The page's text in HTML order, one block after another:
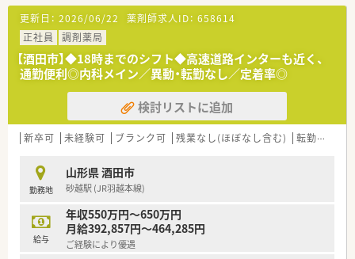
【募集背景と求める人物像について】
■広域コースでの募集を行っており、欠員補充に伴う正社員での
薬剤師採用を早急に進めたいという高い温度感の求人案件で
す。
■調剤業務の経験者はもちろんのこと、充実した研修制度がある
ため調剤未経験の薬剤師様からのご応募も広く歓迎しておりま
す。
■患者様と深い関係性を築くことを目的としているため、コミュ
ニケーションを大切にし長期的にご活躍いただける方を求めて
います。
【法人特徴について】
■創立から25年の歴史を持ち、全国42都道府県にて722店舗の
調剤薬局を多店舗展開している大手企業が運営しております。
■95パーセントの店舗が医療機関とのマンツーマン出店となっ
ており、検査値データの共有など密な業務提携を行っておりま
す。
■大手鉄道会社や大手コンビニなど異業種とコラボレーション
更新日： 2026/06/22 薬剤師求人ID： 658614
正社員
調剤薬局
【酒田市】◆18時までのシフト◆高速道路インターも近く、
通勤便利◎内科メイン／異動・転勤なし／定着率◎
検討リストに追加
新卒可 未経験可 ブランク可 残業なし(ほぼなし含む) 転勤なし
勤務地
山形県 酒田市
砂越駅 (JR羽越本線)
給与
年収550万円～650万円
月給392,857円～464,285円
ご経験により優遇